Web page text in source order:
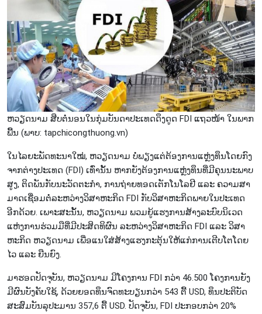
ຫວຽດ​ນາມ ສືບ​ຕໍ່​ນອນ​ໃນ​ກຸ່ມ​ບັນ​ດາ​ປະ​ເທດ​ດຶງ​ດູດ FDI ແຖວ​ໜ້າ ໃນ​ພາກ​
ພື້ນ (ພາບ: tapchicongthuong.vn)
ໃນ​ໄລ​ຍະ​ພັດ​ທະ​ນາ​ໃໝ່, ຫວຽດ​ນາມ ບໍ່​ພຽງ​ແຕ່​ຕ້ອງ​ການ​ແຫຼ່ງ​ທຶນ​ໂດຍ​ກົງ​
ຈາກ​ຕ່າງ​ປະ​ເທດ (FDI) ເທົ່າ​ນັ້ນ ຫາກ​ຍັງ​ຕ້ອງ​ການ​ແຫຼ່ງ​ທຶນ​ທີ່​ມີ​ຄຸນ​ນະ​ພາບ​
ສູງ, ຕິດ​ພັນ​ກັບ​ນະ​ວັດ​ຕະ​ກຳ, ການຖ່າຍ​ທອດ​ເຕັກ​ໂນ​ໂລ​ຢີ ແລະ ຄວາມ​ສາ​
ມາດ​ເຊື່ອມ​ຕໍ່​ລະ​ຫວ່າງວິ​ສາ​ຫະ​ກິດ FDI ກັບ​ວິ​ສາ​ຫະ​ກິດພາຍ​ໃນ​ປະ​ເທດ​
ອີກ​ດ້ວຍ. ເພາະ​ສະ​ນັ້ນ, ຫວຽດ​ນາມ ພວມ​ຍູ້​ແຮງ​ການ​ສ້າງ​ລະ​ບົບ​ນິ​ເວດ​
ແຫ່ງ​ການ​ຮ່ວມ​ມື​ທີ່​ມີ​ປະ​ສິດ​ທິ​ຜົນ ລະ​ຫວ່າງວິ​ສາ​ຫະ​ກິດ FDI ແລະ​ ວິ​ສາ​
ຫະ​ກິດ ຫວຽດ​ນາມ ເພື່ອ​ແນ​ໃສ່​ສ້າງ​ແຮງ​ກະ​ຕຸ້ນ​ໃຫ້​ແກ່ການ​ເຕີບ​ໂຕ​ໂດຍ​
ໄວ ແລະ ຍືນ​ຍົງ.
ມາ​ຮອດ​ປັດ​ຈຸ​ບັນ, ຫວຽດ​ນາມ ມີ​ໂຄງ​ການ FDI ກວ່າ 46.500 ​ໂຄງ​ການ​ຍັງ​
ມີ​​ຜົນບັງຄັບໃຊ້, ດ້ວຍຍອດ​ທຶນ​ຈົດ​ທະ​ບຽນ​ກວ່າ 543 ຕື້ USD, ທຶນ​ປະ​ຕິ​ບັດ​
ສະ​ສົມ​ບັນ​ລຸ​ປະ​ມານ 357,6 ຕື້ USD. ປັດ​ຈຸ​ບັນ, FDI ປະ​ກອບ​ກວ່າ 20%